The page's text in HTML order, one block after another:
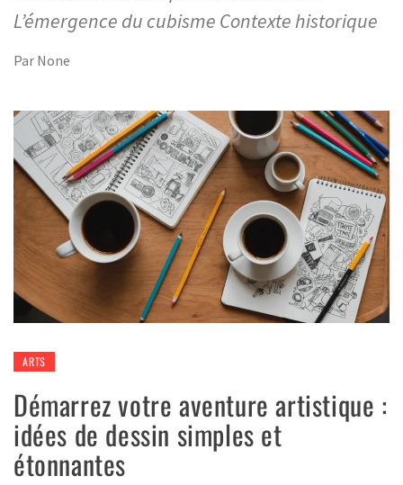
L’émergence du cubisme Contexte historique
Par None
ARTS
Démarrez votre aventure artistique :
idées de dessin simples et
étonnantes